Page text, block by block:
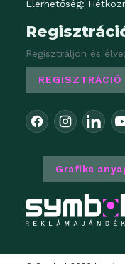
Elérhetőség:
Regisztráljon és
REGISZTRÁCIÓ
Grafika